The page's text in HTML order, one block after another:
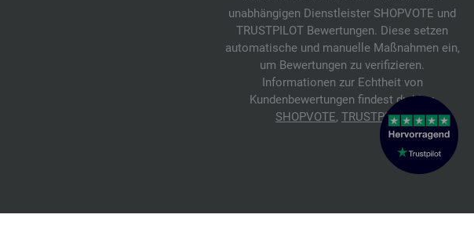
unabhängigen Dienstleister SHOPVOTE und
TRUSTPILOT Bewertungen. Diese setzen
automatische und manuelle Maßnahmen ein,
um Bewertungen zu verifizieren.
Informationen zur Echtheit von
Kundenbewertungen findest du hier:
SHOPVOTE, TRUSTPILOT